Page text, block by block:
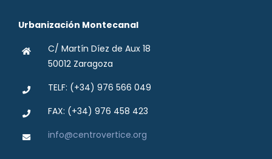
Urbanización Montecanal
C/ Martín Díez de Aux 18
50012 Zaragoza
TELF: (+34) 976 566 049
FAX: (+34) 976 458 423
info@centrovertice.org